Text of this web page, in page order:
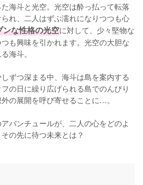
海斗と光空。光空は酔っ払って転落
れ、二人はずぶ濡れになりつつも心
ンな性格の光空に対して、少々堅物な
も興味を引かれます。光空の大胆な
海斗。
ずつ深まる中、海斗は島を案内する
の日に繰り広げられる島でのんびり
の展開を呼び寄せることに…。
バンチュールが、二人の心をどのよ